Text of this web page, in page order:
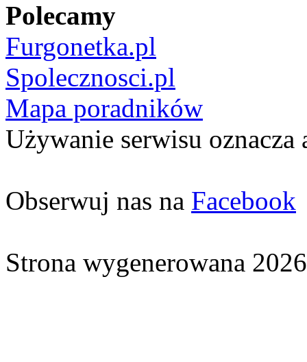
Polecamy
Furgonetka.pl
Spolecznosci.pl
Mapa poradników
Używanie serwisu oznacza
Obserwuj nas na Facebook
Strona wygenerowana